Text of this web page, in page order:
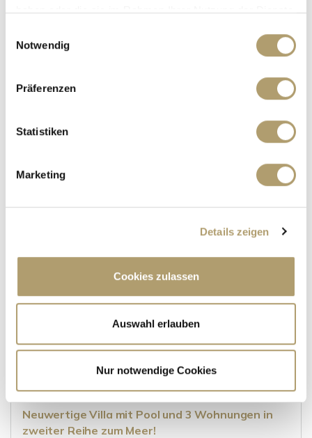
haben oder die sie im Rahmen Ihrer Nutzung der Dienste
Notwendig
Präferenzen
Statistiken
Marketing
Details zeigen
Cookies zulassen
Auswahl erlauben
Nur notwendige Cookies
****VERKAUFT****Renovierungsbedürftig mit
WOHNFLÄCHE
ZIMMER
Kastel Kambelovac - Dalmatien-Split [Splitsko-
Dalmatinska]
Neuwertige Villa mit Pool und 3 Wohnungen in
zweiter Reihe zum Meer!